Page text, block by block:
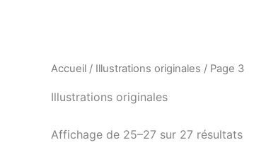
Accueil / Illustrations originales / Page 3
Illustrations originales
Affichage de 25–27 sur 27 résultats